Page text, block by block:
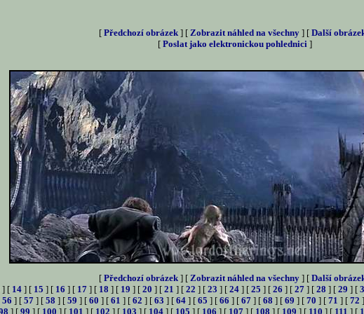
[ Předchozí obrázek ] [ Zobrazit náhled na všechny ] [ Další
[ Poslat jako elektronickou pohlednici ]
[ Předchozí obrázek ] [ Zobrazit náhled na všechny ] [ Další
] [ 14 ] [ 15 ] [ 16 ] [ 17 ] [ 18 ] [ 19 ] [ 20 ] [ 21 ] [ 22 ] [ 23 ] [ 24 ] [ 25 ] [ 26 ] [ 27 ] [ 28 ] [ 29 ] [
56 ] [ 57] [ 58 ] [ 59 ] [ 60 ] [ 61 ] [ 62 ] [ 63 ] [ 64] [ 65 ] [ 66 ] [ 67] [ 68 ] [ 69 ] [ 70 ] [ 71 ] [ 72
] [ 99 ] [ 100 ] [ 101 ] [ 102 ] [ 103 ] [ 104 ] [ 105 ] [ 106 ] [ 107 ] [ 108 ] [ 109 ] [ 110 ] [ 111 ] [